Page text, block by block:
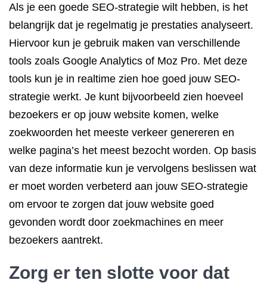
Als je een goede SEO-strategie wilt hebben, is het
belangrijk dat je regelmatig je prestaties analyseert.
Hiervoor kun je gebruik maken van verschillende
tools zoals Google Analytics of Moz Pro. Met deze
tools kun je in realtime zien hoe goed jouw SEO-
strategie werkt. Je kunt bijvoorbeeld zien hoeveel
bezoekers er op jouw website komen, welke
zoekwoorden het meeste verkeer genereren en
welke pagina’s het meest bezocht worden. Op basis
van deze informatie kun je vervolgens beslissen wat
er moet worden verbeterd aan jouw SEO-strategie
om ervoor te zorgen dat jouw website goed
gevonden wordt door zoekmachines en meer
bezoekers aantrekt.
Zorg er ten slotte voor dat